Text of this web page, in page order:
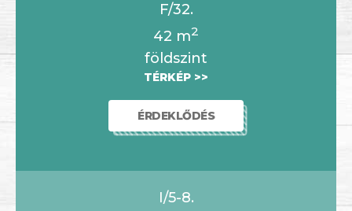
F/32.
42 m2
földszint
TÉRKÉP >>
ÉRDEKLŐDÉS
I/5-8.